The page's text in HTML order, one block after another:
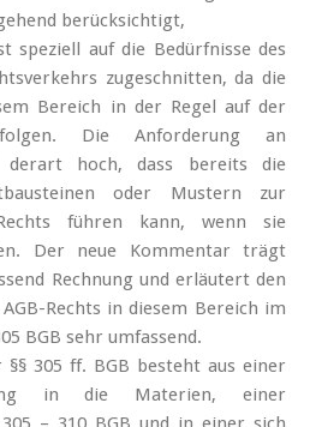
berücksichtigt,
speziell auf die Bedürfnisse des
zugeschnitten, da die
Bereich in der Regel auf der
Die Anforderung an
derart hoch, dass bereits die
oder Mustern zur
führen kann, wenn sie
Der neue Kommentar trägt
Rechnung und erläutert den
Rechts in diesem Bereich im
BGB sehr umfassend.
305 ff. BGB besteht aus einer
in die Materien, einer